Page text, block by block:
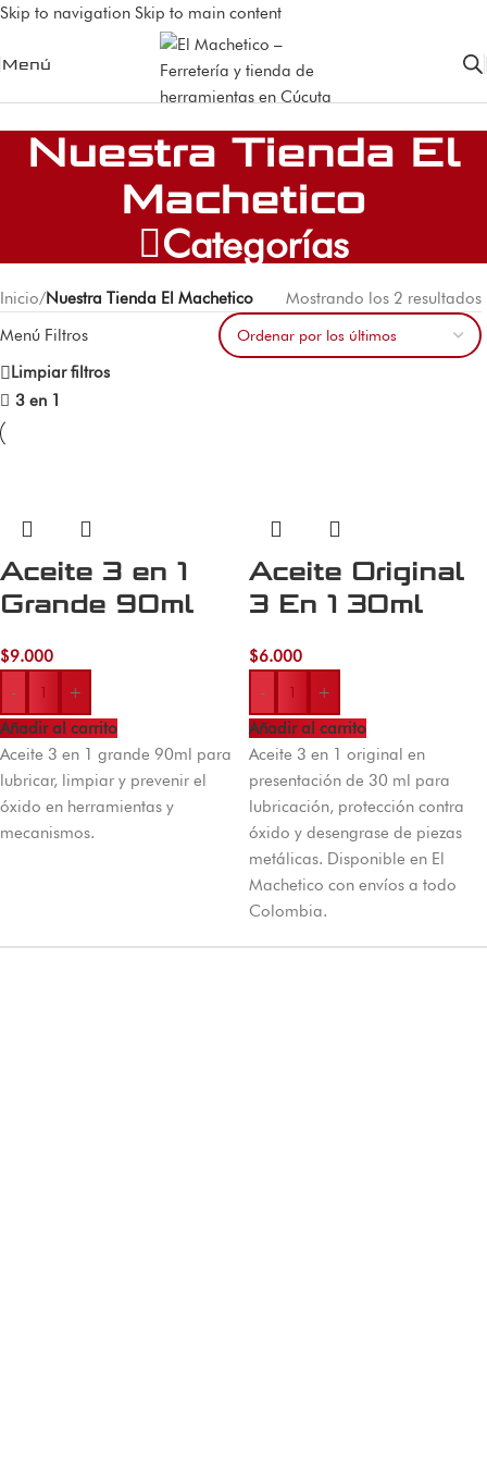
Skip to navigation Skip to main content
Menú
Nuestra Tienda El
Machetico
Categorías
Inicio/Nuestra Tienda El Machetico Mostrando los 2 resultados
Menú Filtros
Limpiar filtros
3 en 1
Aceite 3 en 1
Grande 90ml
$9.000
-
+
Añadir al carrito
Aceite 3 en 1 grande 90ml para
lubricar, limpiar y prevenir el
óxido en herramientas y
mecanismos.
Aceite Original
3 En 1 30ml
$6.000
-
+
Añadir al carrito
Aceite 3 en 1 original en
presentación de 30 ml para
lubricación, protección contra
óxido y desengrase de piezas
metálicas. Disponible en El
Machetico con envíos a todo
Colombia.